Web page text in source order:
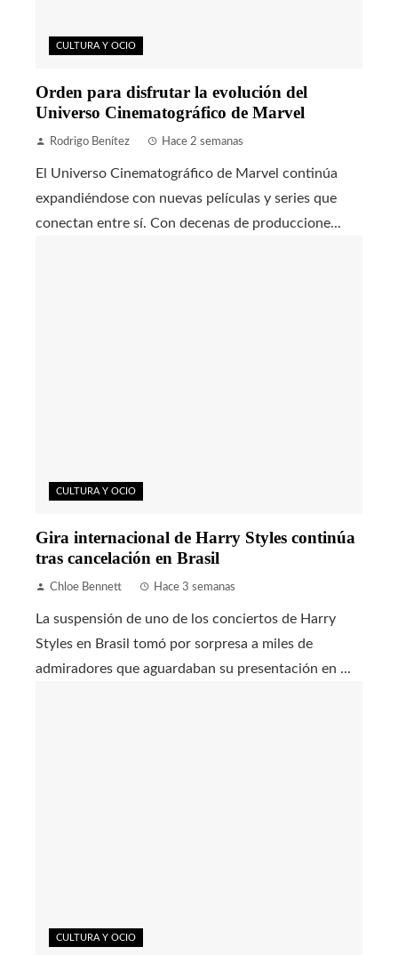
CULTURA Y OCIO
Orden para disfrutar la evolución del
Universo Cinematográfico de Marvel
Rodrigo Benítez Hace 2 semanas
El Universo Cinematográfico de Marvel continúa
expandiéndose con nuevas películas y series que
conectan entre sí. Con decenas de produccione...
CULTURA Y OCIO
Gira internacional de Harry Styles continúa
tras cancelación en Brasil
Chloe Bennett Hace 3 semanas
La suspensión de uno de los conciertos de Harry
Styles en Brasil tomó por sorpresa a miles de
admiradores que aguardaban su presentación en ...
CULTURA Y OCIO